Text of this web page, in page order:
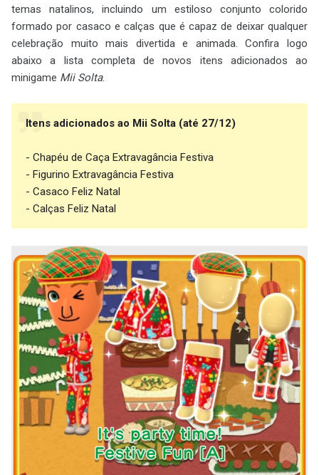
temas natalinos, incluindo um estiloso conjunto colorido
formado por casaco e calças que é capaz de deixar qualquer
celebração muito mais divertida e animada. Confira logo
abaixo a lista completa de novos itens adicionados ao
minigame Mii Solta.
Itens adicionados ao Mii Solta (até 27/12)
- Chapéu de Caça Extravagância Festiva
- Figurino Extravagância Festiva
- Casaco Feliz Natal
- Calças Feliz Natal